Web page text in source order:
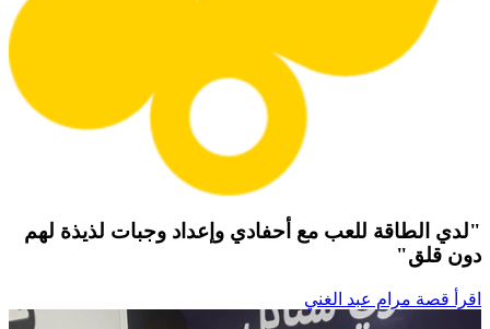
"لدي الطاقة للعب مع أحفادي وإعداد وجبات لذيذة لهم
دون قلق"
اقرأ قصة مرام عبد الغني